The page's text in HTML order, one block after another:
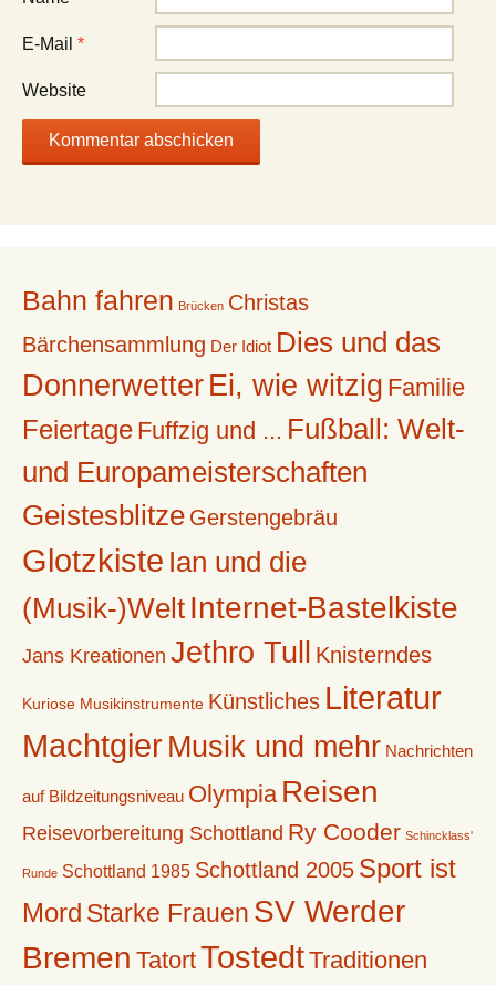
E-Mail *
Website
Bahn fahren Brücken Christas
Bärchensammlung Der Idiot Dies und das
Donnerwetter Ei, wie witzig Familie
Feiertage Fuffzig und ... Fußball: Welt-
und Europameisterschaften
Geistesblitze Gerstengebräu
Glotzkiste Ian und die
(Musik-)Welt Internet-Bastelkiste
Jans Kreationen Jethro Tull Knisterndes
Kuriose Musikinstrumente Künstliches Literatur
MachtgierMusik und mehr Nachrichten
auf Bildzeitungsniveau Olympia Reisen
Reisevorbereitung Schottland Ry Cooder Schincklass'
Runde Schottland 1985 Schottland 2005 Sport ist
Mord Starke Frauen SV Werder
Bremen TatortTostedtTraditionen